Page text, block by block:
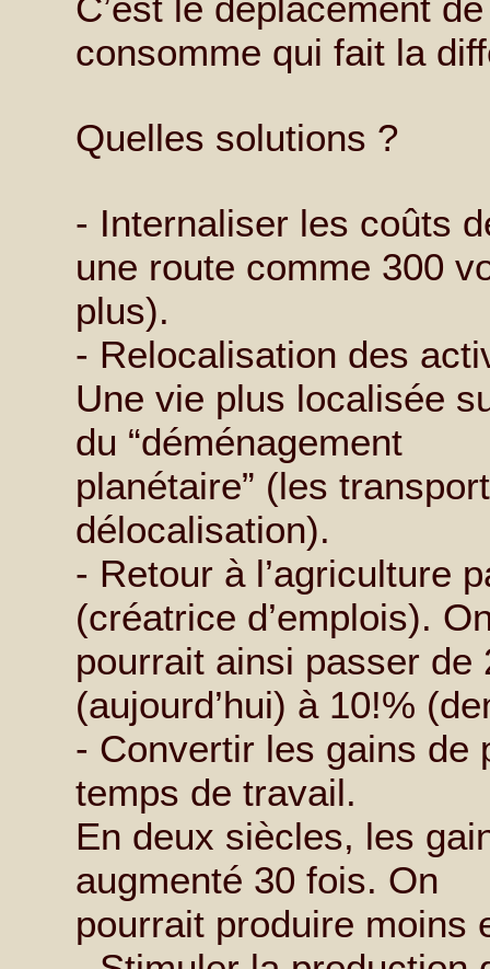
consomme qui fait la
Quelles solutions ?
- Internaliser les coûts
une route comme 300
plus).
- Relocalisation des
Une vie plus localisée
du “déménagement
planétaire” (les
délocalisation).
- Retour à l’agriculture
(créatrice d’emplois).
pourrait ainsi passer de
(aujourd’hui) à 10!%
- Convertir les gains de
temps de travail.
En deux siècles, les
augmenté 30 fois. On
pourrait produire moins